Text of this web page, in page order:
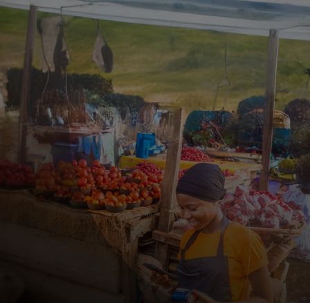
Voor jou
Voor bedrijven
Voor de wereld
Voor innovators
Nieuws en trends